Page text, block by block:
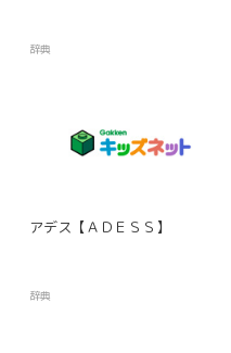
辞典
アデス【ＡＤＥＳＳ】
辞典